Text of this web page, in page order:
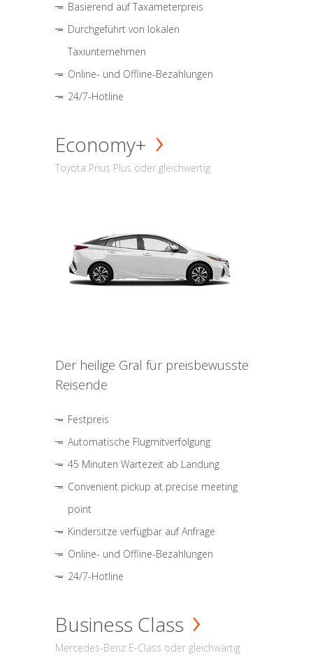
Basierend auf Taxameterpreis
Durchgeführt von lokalen
Taxiunternehmen
Online- und Offline-Bezahlungen
24/7-Hotline
Economy+
Toyota Prius Plus oder gleichwertig
Der heilige Gral für preisbewusste
Reisende
Festpreis
Automatische Flugmitverfolgung
45 Minuten Wartezeit ab Landung
Convenient pickup at precise meeting
point
Kindersitze verfügbar auf Anfrage
Online- und Offline-Bezahlungen
24/7-Hotline
Business Class
Mercedes-Benz E-Class oder gleichwärtig